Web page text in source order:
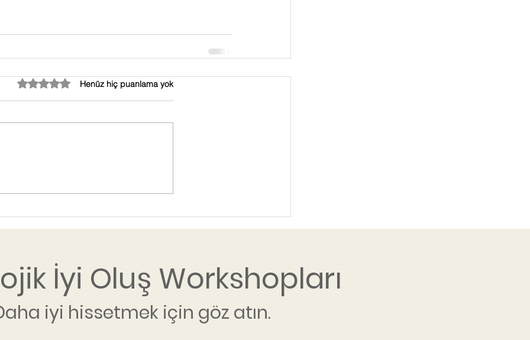
5 üzerinden 0 yıldızHenüz hiç puanlama yok
İyi Oluş Workshopları
iyi hissetmek için göz atın.